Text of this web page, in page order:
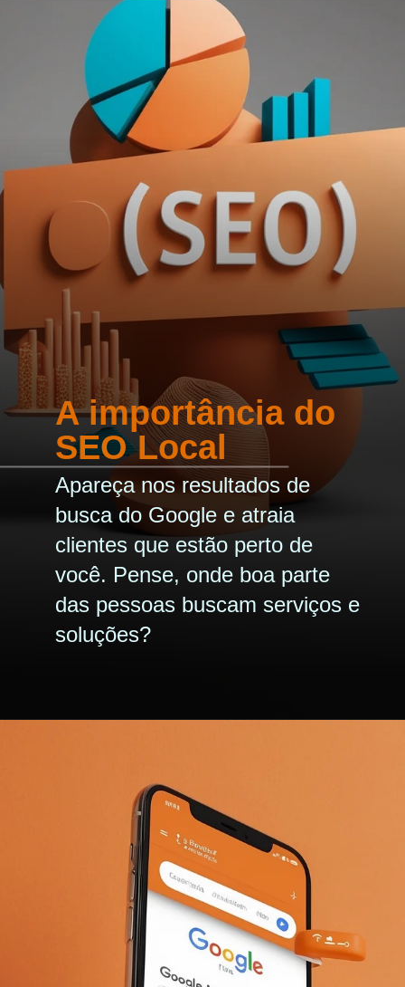
A importância do
SEO Local
Apareça nos resultados de
busca do Google e atraia
clientes que estão perto de
você. Pense, onde boa parte
das pessoas buscam serviços e
soluções?